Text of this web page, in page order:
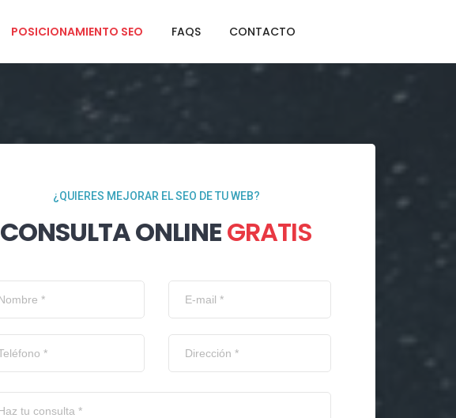
POSICIONAMIENTO SEO FAQS CONTACTO
¿QUIERES MEJORAR EL SEO DE TU WEB?
CONSULTA ONLINEGRATIS